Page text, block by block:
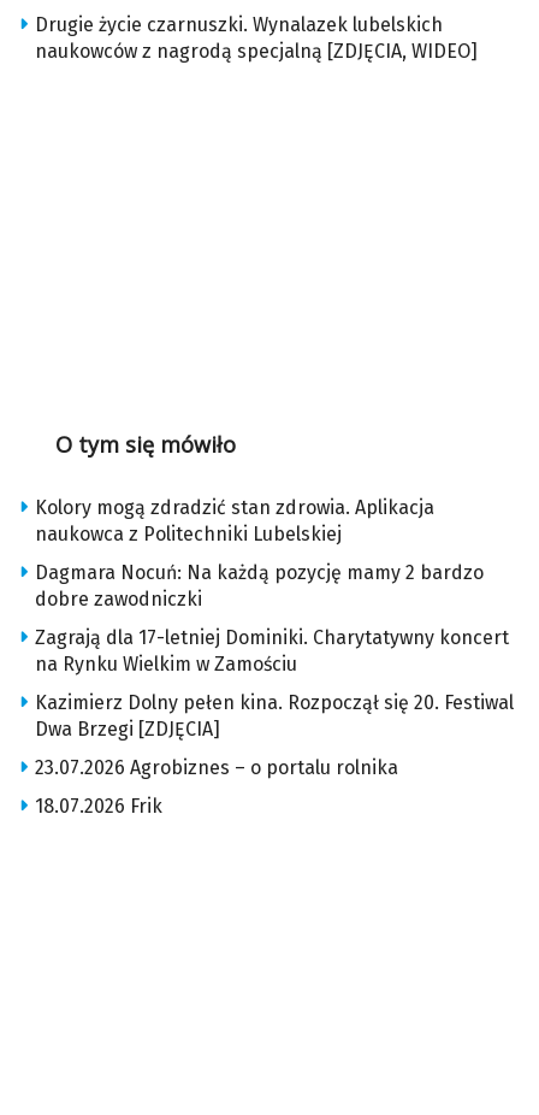
Drugie życie czarnuszki. Wynalazek lubelskich
naukowców z nagrodą specjalną [ZDJĘCIA, WIDEO]
O tym się mówiło
Kolory mogą zdradzić stan zdrowia. Aplikacja
naukowca z Politechniki Lubelskiej
Dagmara Nocuń: Na każdą pozycję mamy 2 bardzo
dobre zawodniczki
Zagrają dla 17-letniej Dominiki. Charytatywny koncert
na Rynku Wielkim w Zamościu
Kazimierz Dolny pełen kina. Rozpoczął się 20. Festiwal
Dwa Brzegi [ZDJĘCIA]
23.07.2026 Agrobiznes – o portalu rolnika
18.07.2026 Frik